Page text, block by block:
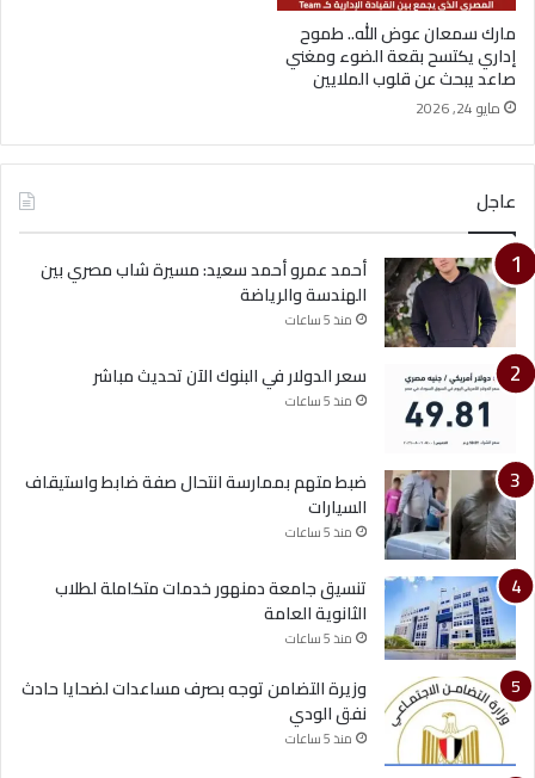
مارك سمعان عوض الله.. طموح
إداري يكتسح بقعة الضوء ومغني
صاعد يبحث عن قلوب الملايين
مايو 24, 2026
عاجل
أحمد عمرو أحمد سعيد: مسيرة شاب مصري بين
الهندسة والرياضة
منذ 5 ساعات
سعر الدولار في البنوك الآن تحديث مباشر
منذ 5 ساعات
ضبط متهم بممارسة انتحال صفة ضابط واستيقاف
السيارات
منذ 5 ساعات
تنسيق جامعة دمنهور خدمات متكاملة لطلاب
الثانوية العامة
منذ 5 ساعات
وزيرة التضامن توجه بصرف مساعدات لضحايا حادث
نفق الودي
منذ 5 ساعات